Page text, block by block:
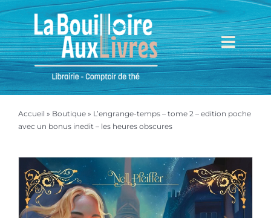
Passer
au
contenu
Accueil
Mieux nous connaître
Boutique
Mon compte
Accueil » Boutique» L’engrange-temps – tome 2 – edition poche
avec un bonus inedit – les heures obscures